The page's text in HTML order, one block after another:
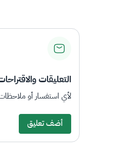
التعليقات
لأي استفسار أو
أضف تعليق